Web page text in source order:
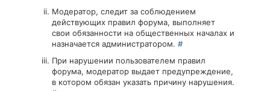
Модератор, следит за соблюдением
действующих правил форума, выполняет
свои обязанности на общественных началах и
назначается администратором. #
При нарушении пользователем правил
форума, модератор выдает предупреждение,
в котором обязан указать причину нарушения.